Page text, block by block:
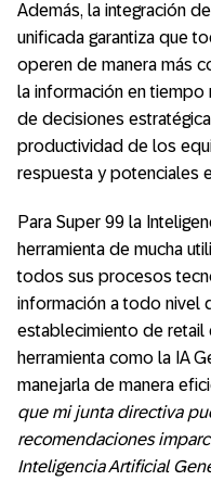
Además, la integración
unificada garantiza que
operen de manera más
la información en
de decisiones
productividad de los
respuesta y potenciales
Para Super 99 la
herramienta de mucha
todos sus procesos
información a todo nivel
establecimiento de retail
herramienta como la IA
manejarla de manera
que mi junta directiva
recomendaciones
Inteligencia Artificial